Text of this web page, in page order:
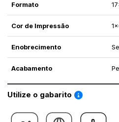
Formato
Cor de Impressão
Enobrecimento
Acabamento
Utilize o gabarito Saiba